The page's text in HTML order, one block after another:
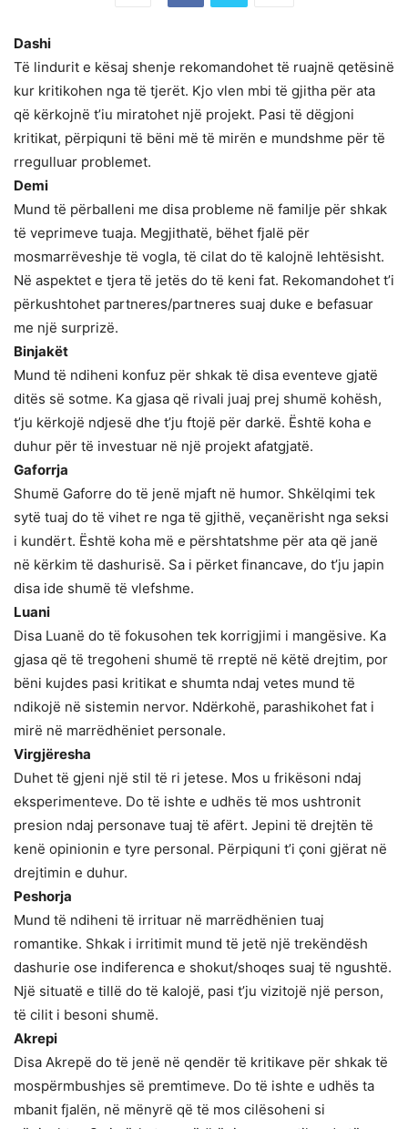
Dashi
Të lindurit e kësaj shenje rekomandohet të ruajnë qetësinë
kur kritikohen nga të tjerët. Kjo vlen mbi të gjitha për ata
që kërkojnë t’iu miratohet një projekt. Pasi të dëgjoni
kritikat, përpiquni të bëni më të mirën e mundshme për të
rregulluar problemet.
Demi
Mund të përballeni me disa probleme në familje për shkak
të veprimeve tuaja. Megjithatë, bëhet fjalë për
mosmarrëveshje të vogla, të cilat do të kalojnë lehtësisht.
Në aspektet e tjera të jetës do të keni fat. Rekomandohet t’i
përkushtohet partneres/partneres suaj duke e befasuar
me një surprizë.
Binjakët
Mund të ndiheni konfuz për shkak të disa eventeve gjatë
ditës së sotme. Ka gjasa që rivali juaj prej shumë kohësh,
t’ju kërkojë ndjesë dhe t’ju ftojë për darkë. Është koha e
duhur për të investuar në një projekt afatgjatë.
Gaforrja
Shumë Gaforre do të jenë mjaft në humor. Shkëlqimi tek
sytë tuaj do të vihet re nga të gjithë, veçanërisht nga seksi
i kundërt. Është koha më e përshtatshme për ata që janë
në kërkim të dashurisë. Sa i përket financave, do t’ju japin
disa ide shumë të vlefshme.
Luani
Disa Luanë do të fokusohen tek korrigjimi i mangësive. Ka
gjasa që të tregoheni shumë të rreptë në këtë drejtim, por
bëni kujdes pasi kritikat e shumta ndaj vetes mund të
ndikojë në sistemin nervor. Ndërkohë, parashikohet fat i
mirë në marrëdhëniet personale.
Virgjëresha
Duhet të gjeni një stil të ri jetese. Mos u frikësoni ndaj
eksperimenteve. Do të ishte e udhës të mos ushtronit
presion ndaj personave tuaj të afërt. Jepini të drejtën të
kenë opinionin e tyre personal. Përpiquni t’i çoni gjërat në
drejtimin e duhur.
Peshorja
Mund të ndiheni të irrituar në marrëdhënien tuaj
romantike. Shkak i irritimit mund të jetë një trekëndësh
dashurie ose indiferenca e shokut/shoqes suaj të ngushtë.
Një situatë e tillë do të kalojë, pasi t’ju vizitojë një person,
të cilit i besoni shumë.
Akrepi
Disa Akrepë do të jenë në qendër të kritikave për shkak të
mospërmbushjes së premtimeve. Do të ishte e udhës ta
mbanit fjalën, në mënyrë që të mos cilësoheni si